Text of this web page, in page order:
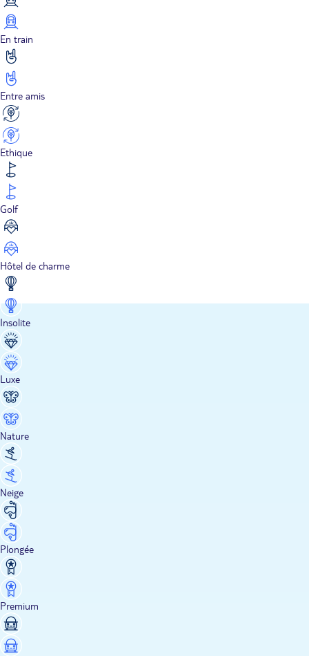
En train
Entre amis
Ethique
Golf
Hôtel de charme
Insolite
Luxe
Nature
Neige
Plongée
Premium